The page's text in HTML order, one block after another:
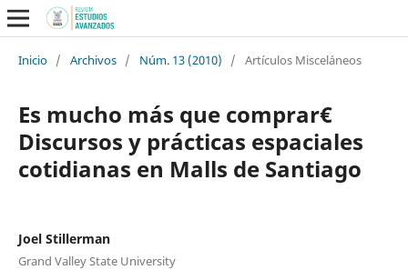
Inicio / Archivos / Núm. 13 (2010) / Artículos Misceláneos
Es mucho más que comprar€
Discursos y prácticas espaciales
cotidianas en Malls de Santiago
Joel Stillerman
Grand Valley State University